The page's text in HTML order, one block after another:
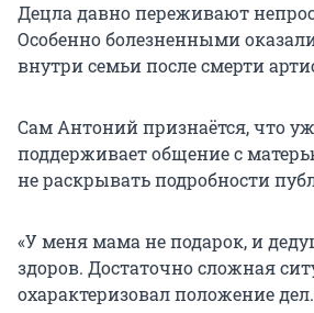
Децла давно переживают
Особенно болезненными
внутри семьи после смерти
Сам Антоний признаётся, что
поддерживает общение с
не раскрывать подробности
«У меня мама не подарок, и
здоров. Достаточно сложная
охарактеризовал положение дел.